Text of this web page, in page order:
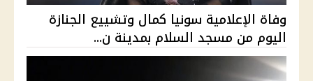
وفاة الإعلامية سونيا كمال وتشييع الجنازة
اليوم من مسجد السلام بمدينة ن...